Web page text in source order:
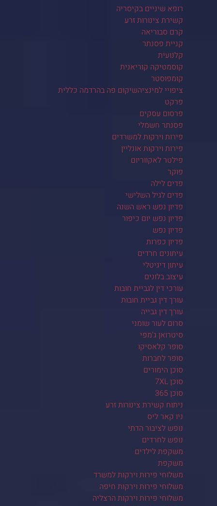
רופא שיניים בקיסריה
קשירת צינורות זרע
קרם סבוריאה
קניית פסנתר
קלנועית
קוסמטיקה קוריאנית
קומפוסטר
ציפויי למינציהשיקום פה בהרדמה כללית
פרקט
פרסום עסקים
פסנתר חשמלי
פירות וירקות למשרדים
פירות וירקות אונליין
פילטר לאקווריום
פוקר
פדים לילה
פדים לגיל השלישי
פדיון נפש ראש השנה
פדיון נפש יום כיפור
פדיון נפש
פדיון כפרות
עיתונים חרדים
עיתון דיגיטלי
עיצוב בלונים
עורכי דין לגביית חובות
עורך דין גביית חובות
עורך דין גבייה
סרום לעור שומני
סיטרואן ג'מפי
סופר קלאסיקו
סופר לחברות
סוכן הימורים
סוכן 7XL
סוכן 365
ניתוח קשירת צינורות זרע
ניו קאר ליס
נופש לציבור הדתי
נופש לחרדים
משקפת לילדים
משקפת
משלוחי פירות וירקות למשרד
משלוחי פירות וירקות חיפה
משלוחי פירות וירקות הרצליה